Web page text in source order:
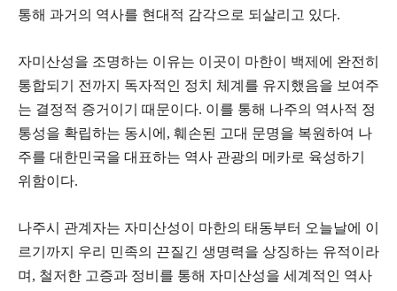
통해 과거의 역사를 현대적 감각으로 되살리고 있다.
자미산성을 조명하는 이유는 이곳이 마한이 백제에 완전히
통합되기 전까지 독자적인 정치 체계를 유지했음을 보여주
는 결정적 증거이기 때문이다. 이를 통해 나주의 역사적 정
통성을 확립하는 동시에, 훼손된 고대 문명을 복원하여 나
주를 대한민국을 대표하는 역사 관광의 메카로 육성하기
위함이다.
나주시 관계자는 자미산성이 마한의 태동부터 오늘날에 이
르기까지 우리 민족의 끈질긴 생명력을 상징하는 유적이라
며, 철저한 고증과 정비를 통해 자미산성을 세계적인 역사